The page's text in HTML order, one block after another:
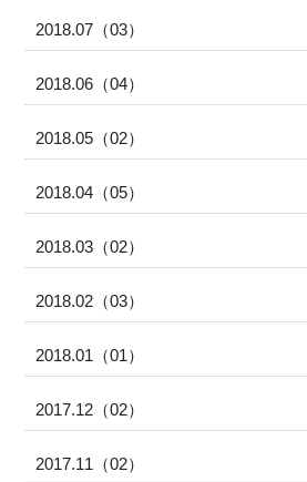
2018.07（03）
2018.06（04）
2018.05（02）
2018.04（05）
2018.03（02）
2018.02（03）
2018.01（01）
2017.12（02）
2017.11（02）